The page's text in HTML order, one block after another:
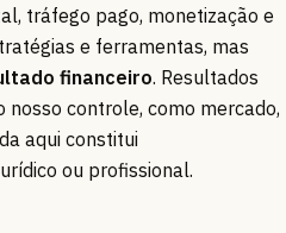
tráfego pago, monetização e
e ferramentas, mas
financeiro. Resultados
controle, como mercado,
aqui constitui
ou profissional.